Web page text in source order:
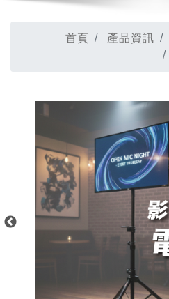
首頁 產品資訊